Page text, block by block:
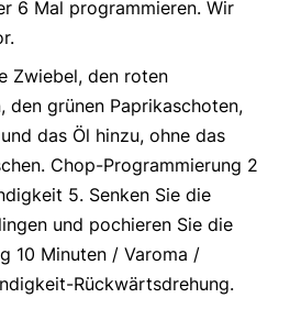
6 Mal programmieren. Wir
Zwiebel, den roten
den grünen Paprikaschoten,
das Öl hinzu, ohne das
Chop-Programmierung 2
5. Senken Sie die
und pochieren Sie die
10 Minuten / Varoma /
Rückwärtsdrehung.